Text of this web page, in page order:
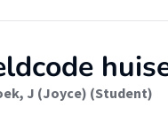
J (Joyce) (Student)